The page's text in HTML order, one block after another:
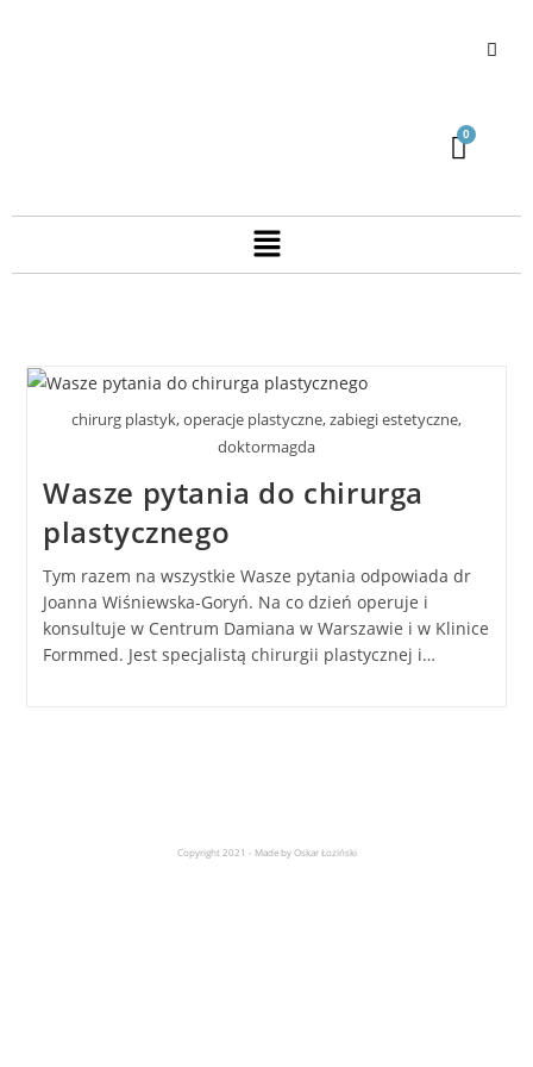
chirurg plastyk, operacje plastyczne, zabiegi estetyczne,
doktormagda
Wasze pytania do chirurga
plastycznego
Tym razem na wszystkie Wasze pytania odpowiada dr
Joanna Wiśniewska-Goryń. Na co dzień operuje i
konsultuje w Centrum Damiana w Warszawie i w Klinice
Formmed. Jest specjalistą chirurgii plastycznej i…
Copyright 2021 - Made by Oskar Łoziński